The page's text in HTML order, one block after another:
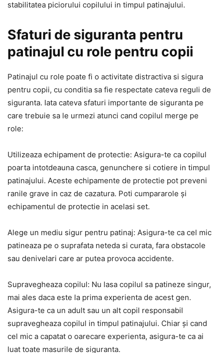
stabilitatea piciorului copilului in timpul patinajului.
Sfaturi de siguranta pentru
patinajul cu role pentru copii
Patinajul cu role poate fi o activitate distractiva si sigura
pentru copii, cu conditia sa fie respectate cateva reguli de
siguranta. Iata cateva sfaturi importante de siguranta pe
care trebuie sa le urmezi atunci cand copilul merge pe
role:
Utilizeaza echipament de protectie: Asigura-te ca copilul
poarta intotdeauna casca, genunchere si cotiere in timpul
patinajului. Aceste echipamente de protectie pot preveni
ranile grave in caz de cazatura. Poti cumpararole și
echipamentul de protectie in acelasi set.
Alege un mediu sigur pentru patinaj: Asigura-te ca cel mic
patineaza pe o suprafata neteda si curata, fara obstacole
sau denivelari care ar putea provoca accidente.
Supravegheaza copilul: Nu lasa copilul sa patineze singur,
mai ales daca este la prima experienta de acest gen.
Asigura-te ca un adult sau un alt copil responsabil
supravegheaza copilul in timpul patinajului. Chiar și cand
cel mic a capatat o oarecare experienta, asigura-te ca ai
luat toate masurile de siguranta.